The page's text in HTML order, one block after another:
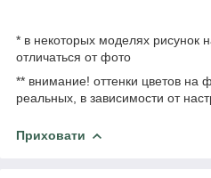
* в некоторых моделях рисунок
отличаться от фото
** внимание! оттенки цветов на
реальных, в зависимости от
Приховати